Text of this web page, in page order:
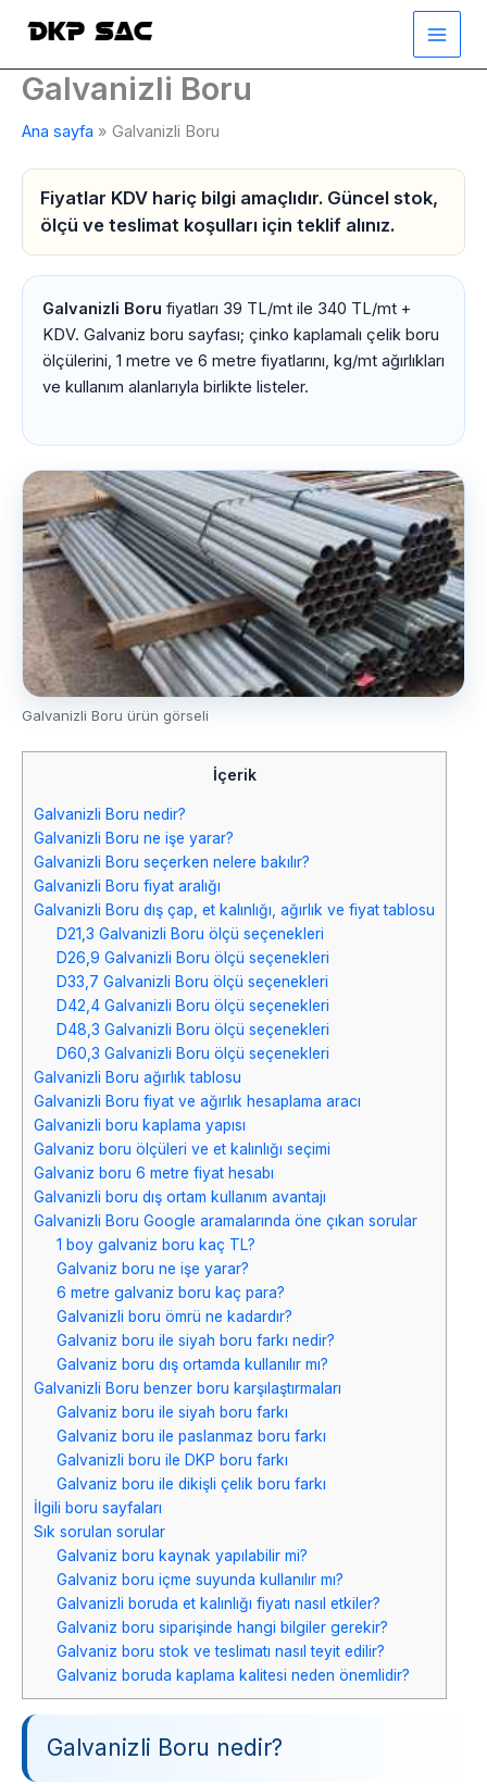
Galvanizli Boru
Ana sayfa Galvanizli Boru
Fiyatlar KDV hariç bilgi amaçlıdır. Güncel stok,
ölçü ve teslimat koşulları için teklif alınız.
Galvanizli Boru fiyatları 39 TL/mt ile 340 TL/mt +
KDV. Galvaniz boru sayfası; çinko kaplamalı çelik boru
ölçülerini, 1 metre ve 6 metre fiyatlarını, kg/mt ağırlıkları
ve kullanım alanlarıyla birlikte listeler.
Galvanizli Boru ürün görseli
İçerik
Galvanizli Boru nedir?
Galvanizli Boru ne işe yarar?
Galvanizli Boru seçerken nelere bakılır?
Galvanizli Boru fiyat aralığı
Galvanizli Boru dış çap, et kalınlığı, ağırlık ve fiyat tablosu
D21,3 Galvanizli Boru ölçü seçenekleri
D26,9 Galvanizli Boru ölçü seçenekleri
D33,7 Galvanizli Boru ölçü seçenekleri
D42,4 Galvanizli Boru ölçü seçenekleri
D48,3 Galvanizli Boru ölçü seçenekleri
D60,3 Galvanizli Boru ölçü seçenekleri
Galvanizli Boru ağırlık tablosu
Galvanizli Boru fiyat ve ağırlık hesaplama aracı
Galvanizli boru kaplama yapısı
Galvaniz boru ölçüleri ve et kalınlığı seçimi
Galvaniz boru 6 metre fiyat hesabı
Galvanizli boru dış ortam kullanım avantajı
Galvanizli Boru Google aramalarında öne çıkan sorular
1 boy galvaniz boru kaç TL?
Galvaniz boru ne işe yarar?
6 metre galvaniz boru kaç para?
Galvanizli boru ömrü ne kadardır?
Galvaniz boru ile siyah boru farkı nedir?
Galvaniz boru dış ortamda kullanılır mı?
Galvanizli Boru benzer boru karşılaştırmaları
Galvaniz boru ile siyah boru farkı
Galvaniz boru ile paslanmaz boru farkı
Galvanizli boru ile DKP boru farkı
Galvaniz boru ile dikişli çelik boru farkı
İlgili boru sayfaları
Sık sorulan sorular
Galvaniz boru kaynak yapılabilir mi?
Galvaniz boru içme suyunda kullanılır mı?
Galvanizli boruda et kalınlığı fiyatı nasıl etkiler?
Galvaniz boru siparişinde hangi bilgiler gerekir?
Galvaniz boru stok ve teslimatı nasıl teyit edilir?
Galvaniz boruda kaplama kalitesi neden önemlidir?
Galvanizli Boru nedir?